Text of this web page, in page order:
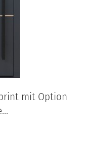
mit Option